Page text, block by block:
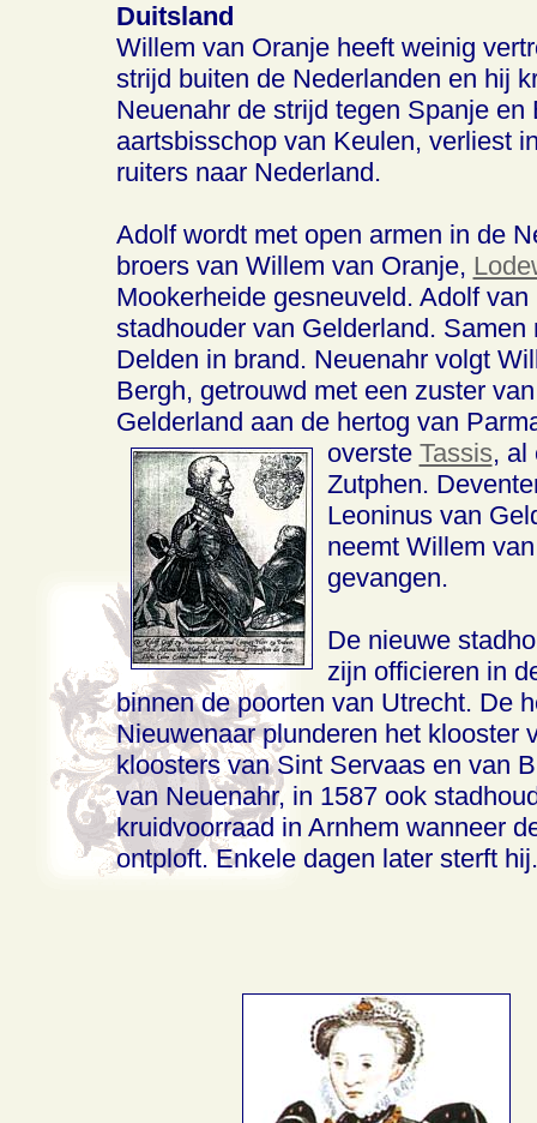
Duitsland
Willem van Oranje heeft weinig
strijd buiten de Nederlanden en hij
Neuenahr de strijd tegen Spanje en
aartsbisschop van Keulen, verliest
ruiters naar Nederland.
Adolf wordt met open armen in de
broers van Willem van Oranje,
Mookerheide gesneuveld. Adolf
stadhouder van Gelderland.
Delden in brand. Neuenahr volgt
Bergh, getrouwd met een zuster
Gelderland aan de hertog van
overste Tassis, al
Zutphen.
Leoninus van
neemt Willem
gevangen.
De nieuwe
zijn officieren in
binnen de poorten van Utrecht. De
Nieuwenaar plunderen het klooster
kloosters van Sint Servaas en van
van Neuenahr, in 1587 ook
kruidvoorraad in Arnhem wanneer
ontploft. Enkele dagen later sterft